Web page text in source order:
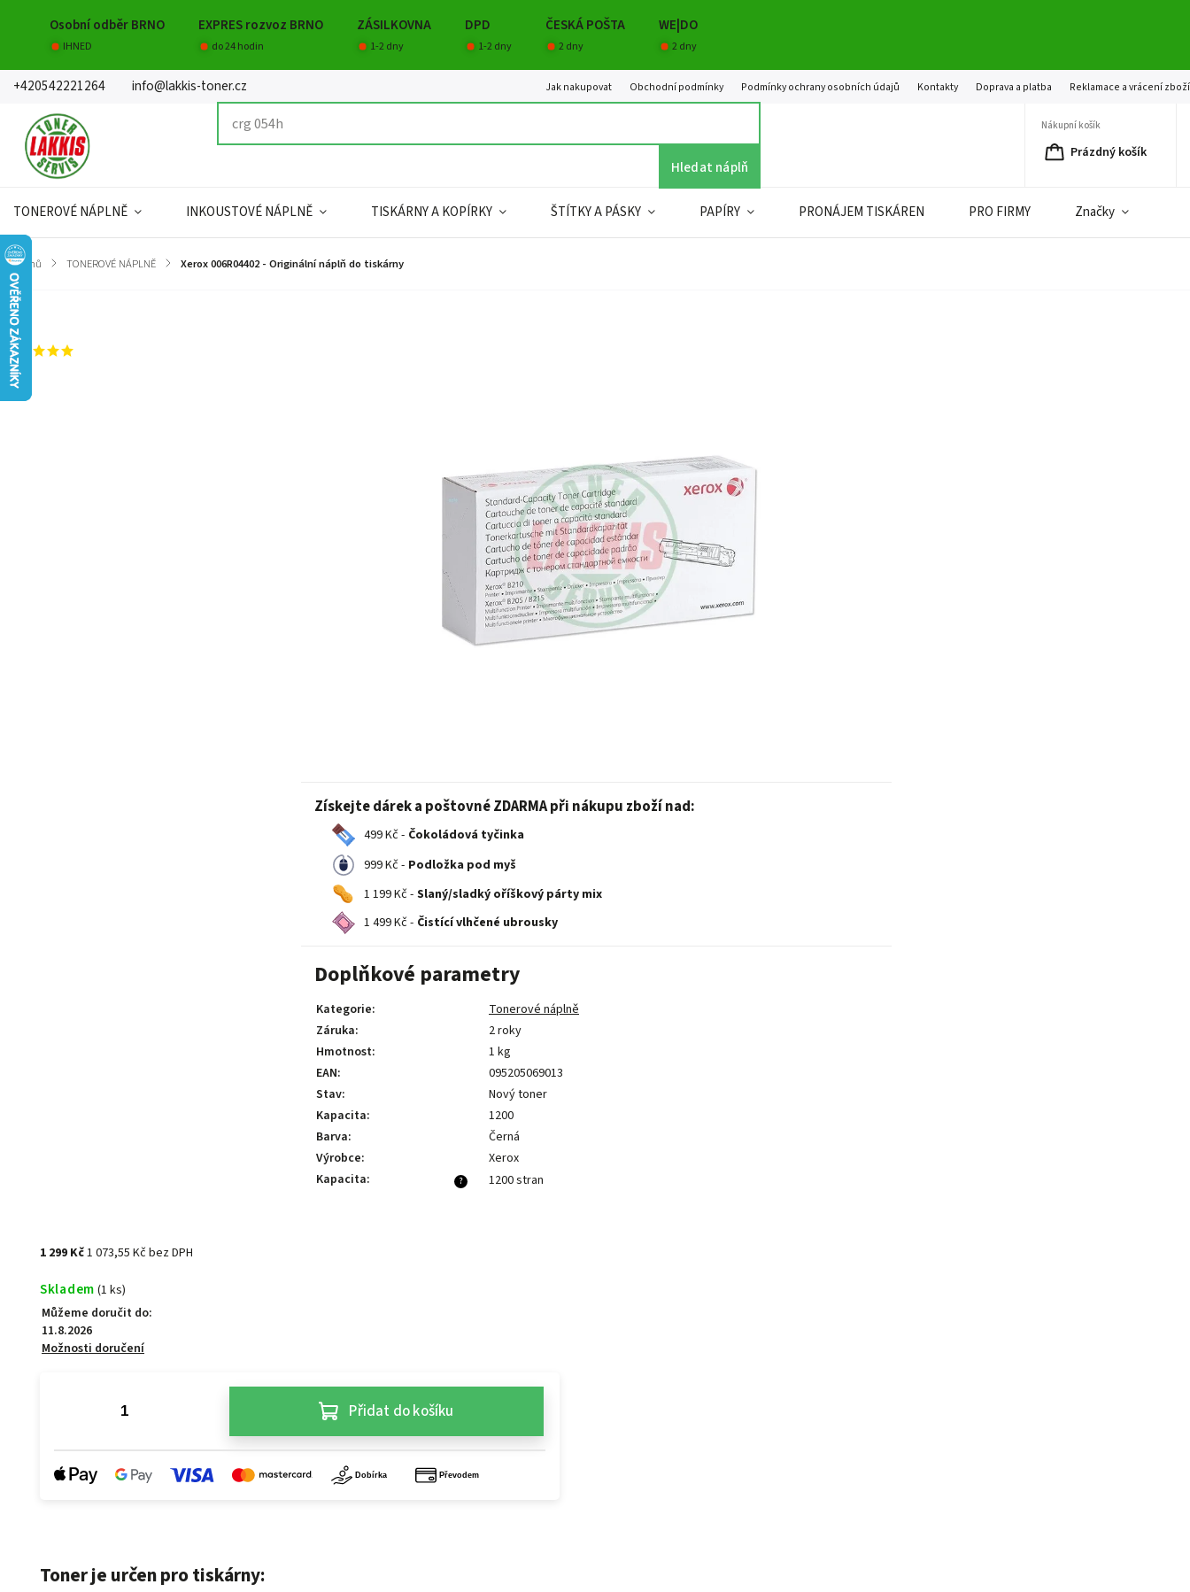
Osobní odběr BRNO EXPRES rozvoz BRNO ZÁSILKOVNA DPD ČESKÁ POŠTA WE|DO
IHNED do 24 hodin 1-2 dny 1-2 dny 2 dny 2 dny
+420542221264 info@lakkis-toner.cz Jak nakupovat Obchodní podmínky Podmínky ochrany osobních údajů Kontakty Doprava a platba Reklamace a vrácení zboží
Hledat náplň
Nákupní košík
Prázdný košík
TONEROVÉ NÁPLNĚ INKOUSTOVÉ NÁPLNĚ TISKÁRNY A KOPÍRKY ŠTÍTKY A PÁSKY PAPÍRY PRONÁJEM TISKÁREN PRO FIRMY Značky
Domů / TONEROVÉ NÁPLNĚ / Xerox 006R04402 - Originální náplň do tiskárny
Záruka
Značka:
Získejte dárek a poštovné ZDARMA při nákupu zboží nad:
499 Kč - Čokoládová tyčinka
999 Kč - Podložka pod myš
1 199 Kč - Slaný/sladký oříškový párty mix
1 499 Kč - Čistící vlhčené ubrousky
Doplňkové parametry
Kategorie:
Tonerové náplně
Záruka:
2 roky
Hmotnost:
1 kg
EAN:
095205069013
Stav:
Nový toner
Kapacita:
1200
Barva:
Černá
Výrobce: Xerox
?
Kapacita: 1200 stran
1 299 Kč1 073,55 Kč bez DPH
Skladem (1 ks)
Můžeme doručit do:
11.8.2026
Možnosti doručení
Přidat do košíku
Toner je určen pro tiskárny: